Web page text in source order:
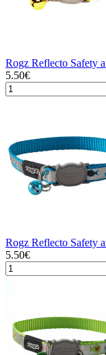
Rogz Reflecto Safety
5.50€
Rogz Reflecto Safety
5.50€